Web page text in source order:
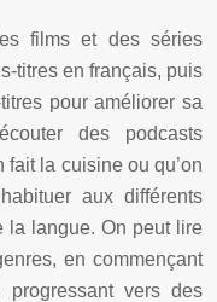
films et des séries
titres en français, puis
pour améliorer sa
des podcasts
fait la cuisine ou qu’on
aux différents
la langue. On peut lire
en commençant
vers des